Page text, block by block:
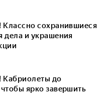
сохранившиеся
дела и украшения
Кабриолеты до
ярко завершить